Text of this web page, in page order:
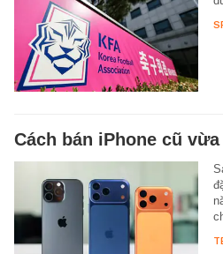
Cách bán iPhone cũ